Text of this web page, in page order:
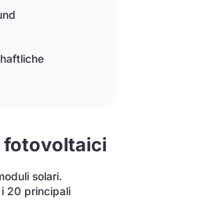
fotovoltaici
solari.
20 principali